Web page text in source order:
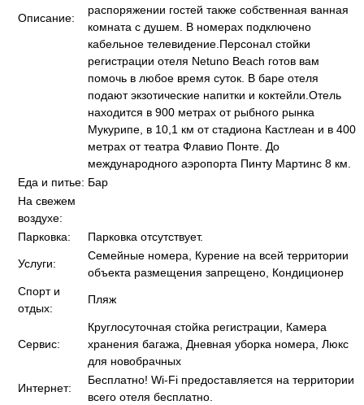
Описание:
распоряжении гостей также собственная ванная
комната с душем. В номерах подключено
кабельное телевидение.Персонал стойки
регистрации отеля Netuno Beach готов вам
помочь в любое время суток. В баре отеля
подают экзотические напитки и коктейли.Отель
находится в 900 метрах от рыбного рынка
Мукурипе, в 10,1 км от стадиона Кастлеан и в 400
метрах от театра Флавио Понте. До
международного аэропорта Пинту Мартинс 8 км.
Еда и питье: Бар
На свежем
воздухе:
Парковка:
Парковка отсутствует.
Услуги:
Семейные номера, Курение на всей территории
объекта размещения запрещено, Кондиционер
Спорт и
отдых:
Пляж
Сервис:
Круглосуточная стойка регистрации, Камера
хранения багажа, Дневная уборка номера, Люкс
для новобрачных
Интернет:
Бесплатно! Wi-Fi предоставляется на территории
всего отеля бесплатно.